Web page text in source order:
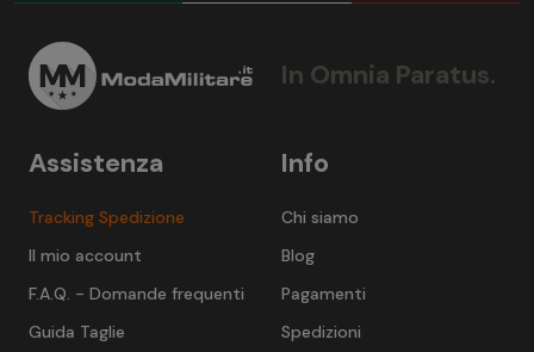
In Omnia Paratus.
Info
Chi siamo
Blog
Pagamenti
Spedizioni
Assistenza
Tracking Spedizione
Il mio account
F.A.Q. - Domande frequenti
Guida Taglie